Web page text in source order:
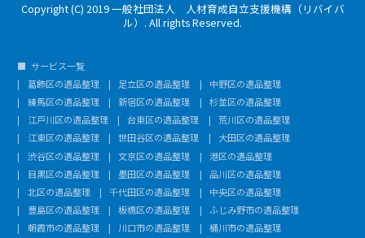
Copyright (C) 2019 一般社団法人 人材育成自立支援機構（リバイバ
ル）. All rights Reserved.
サービス一覧
葛飾区の遺品整理
足立区の遺品整理
中野区の遺品整理
練馬区の遺品整理
新宿区の遺品整理
杉並区の遺品整理
江戸川区の遺品整理
台東区の遺品整理
荒川区の遺品整理
江東区の遺品整理
世田谷区の遺品整理
大田区の遺品整理
渋谷区の遺品整理
文京区の遺品整理
港区の遺品整理
目黒区の遺品整理
墨田区の遺品整理
品川区の遺品整理
北区の遺品整理
千代田区の遺品整理
中央区の遺品整理
豊島区の遺品整理
板橋区の遺品整理
ふじみ野市の遺品整理
朝霞市の遺品整理
川口市の遺品整理
桶川市の遺品整理